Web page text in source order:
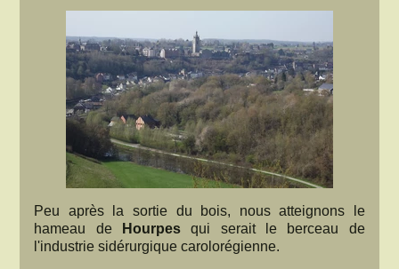
Peu après la sortie du bois, nous atteignons le
hameau de
Hourpes qui serait le berceau de
l'industrie sidérurgique carolorégienne.